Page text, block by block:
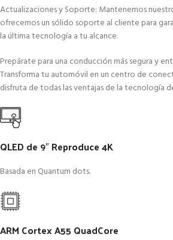
Actualizaciones y Soporte: Mantenemos
ofrecemos un sólido soporte al cliente para
la última tecnología a tu alcance.
Prepárate para una conducción más segura y
Transforma tu automóvil en un centro de
disfruta de todas las ventajas de la tecnología
QLED de 9″ Reproduce 4K
Basada en Quantum dots.
ARM Cortex A55 QuadCore